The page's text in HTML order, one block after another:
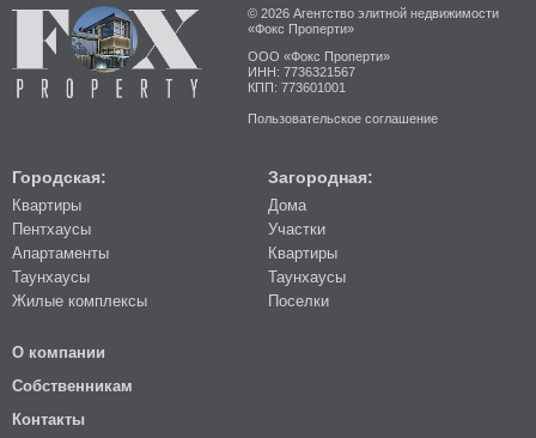
© 2026 Агентство элитной недвижимости
«Фокс Проперти»
ООО «Фокс Проперти»
ИНН: 7736321567
КПП: 773601001
Пользовательское соглашение
Городская:
Квартиры
Пентхаусы
Апартаменты
Таунхаусы
Жилые комплексы
Загородная:
Дома
Участки
Квартиры
Таунхаусы
Поселки
О компании
Собственникам
Контакты